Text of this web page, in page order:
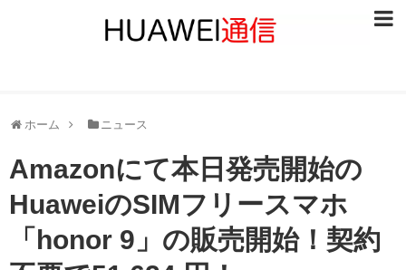
ホーム ニュース
Amazonにて本日発売開始の
HuaweiのSIMフリースマホ
「honor 9」の販売開始！契約
考察
イベント
Hua通Dev